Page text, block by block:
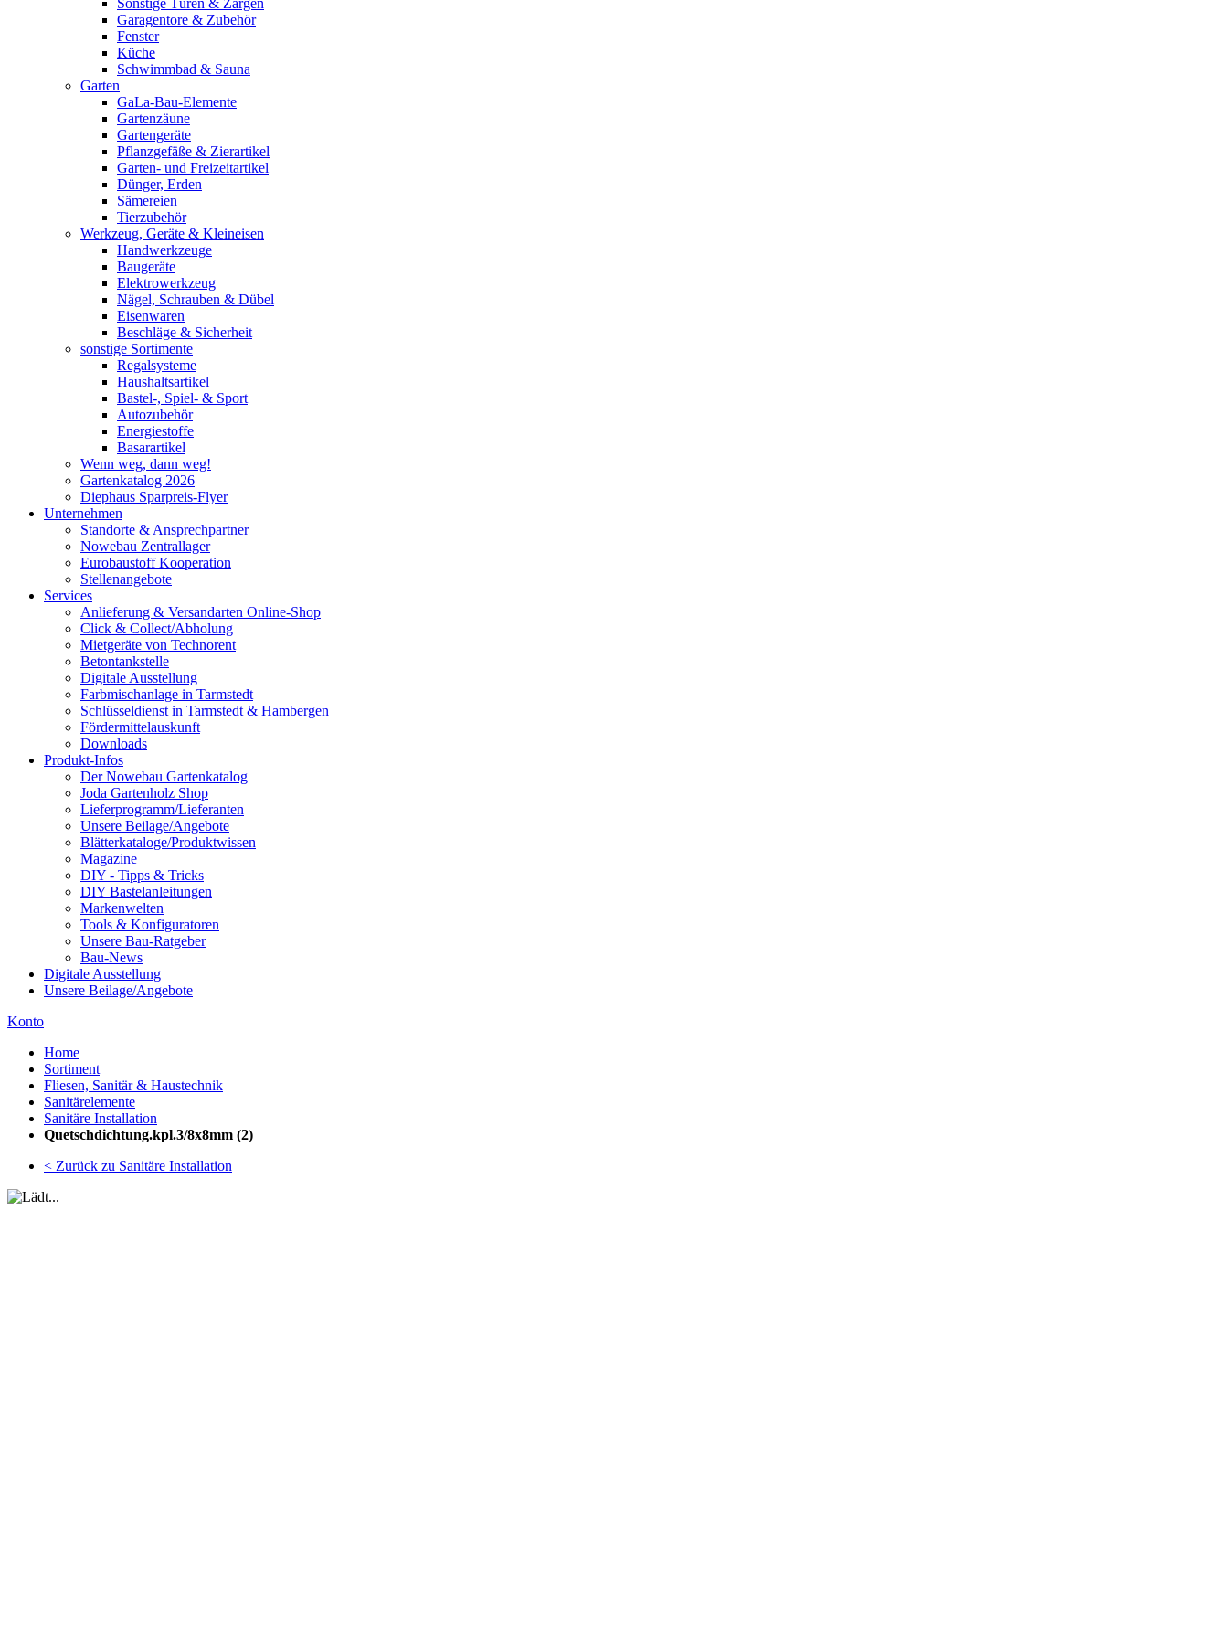
Sonstige Türen & Zargen
Garagentore & Zubehör
Fenster
Küche
Schwimmbad & Sauna
Garten
GaLa-Bau-Elemente
Gartenzäune
Gartengeräte
Pflanzgefäße & Zierartikel
Garten- und Freizeitartikel
Dünger, Erden
Sämereien
Tierzubehör
Werkzeug, Geräte & Kleineisen
Handwerkzeuge
Baugeräte
Elektrowerkzeug
Nägel, Schrauben & Dübel
Eisenwaren
Beschläge & Sicherheit
sonstige Sortimente
Regalsysteme
Haushaltsartikel
Bastel-, Spiel- & Sport
Autozubehör
Energiestoffe
Basarartikel
Wenn weg, dann weg!
Gartenkatalog 2026
Diephaus Sparpreis-Flyer
Unternehmen
Standorte & Ansprechpartner
Nowebau Zentrallager
Eurobaustoff Kooperation
Stellenangebote
Services
Anlieferung & Versandarten Online-Shop
Click & Collect/Abholung
Mietgeräte von Technorent
Betontankstelle
Digitale Ausstellung
Farbmischanlage in Tarmstedt
Schlüsseldienst in Tarmstedt & Hambergen
Fördermittelauskunft
Downloads
Produkt-Infos
Der Nowebau Gartenkatalog
Joda Gartenholz Shop
Lieferprogramm/Lieferanten
Unsere Beilage/Angebote
Blätterkataloge/Produktwissen
Magazine
DIY - Tipps & Tricks
DIY Bastelanleitungen
Markenwelten
Tools & Konfiguratoren
Unsere Bau-Ratgeber
Bau-News
Digitale Ausstellung
Unsere Beilage/Angebote
Konto
Home
Sortiment
Fliesen, Sanitär & Haustechnik
Sanitärelemente
Sanitäre Installation
Quetschdichtung.kpl.3/8x8mm (2)
< Zurück zu Sanitäre Installation